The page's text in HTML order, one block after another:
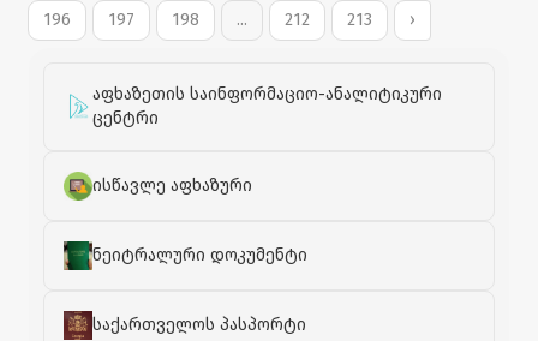
აფხაზეთის საინფორმაციო-ანალიტიკური
ცენტრი
ისწავლე აფხაზური
ნეიტრალური დოკუმენტი
საქართველოს პასპორტი
იძულებით ადგილნაცვალ პირთა თბილისის
196
197 198 ... 212 213 ›